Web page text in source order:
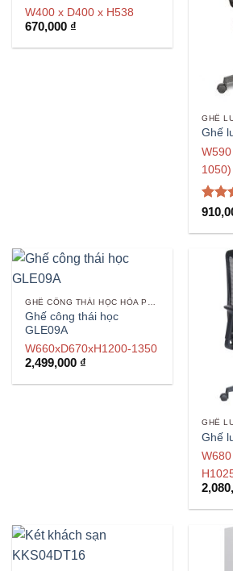
W400 x D400 x H538
670,000 ₫
GHẾ
Ghế
1050)
Được
sao
Ghế công thái học
GLE09A
W660xD670xH1200-1350
2,499,000 ₫
GHẾ
Ghế